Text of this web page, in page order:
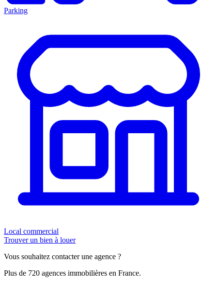
Parking
Local commercial
Trouver un bien à louer
Vous souhaitez contacter une agence ?
Plus de 720 agences immobilières en France.